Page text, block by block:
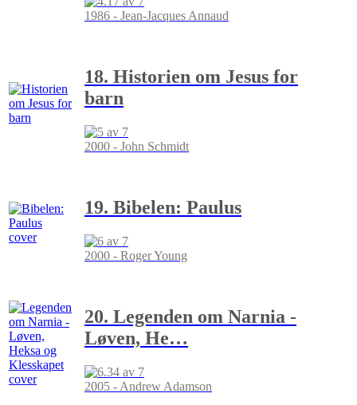
1986 - Jean-Jacques Annaud
18. Historien om Jesus for
barn
2000 - John Schmidt
19. Bibelen: Paulus
2000 - Roger Young
20. Legenden om Narnia -
Løven, He…
2005 - Andrew Adamson